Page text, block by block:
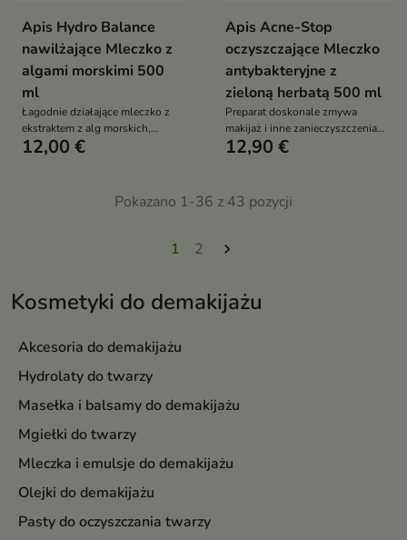
Kosmetyki do demakijażu
Akcesoria do demakijażu
Hydrolaty do twarzy
Masełka i balsamy do demakijażu
Mgiełki do twarzy
Mleczka i emulsje do demakijażu
Olejki do demakijażu
Pasty do oczyszczania twarzy
Apis Hydro Balance
nawilżające Mleczko z
algami morskimi 500
ml
Łagodnie działające mleczko z
ekstraktem z alg morskich,
aloesu i awokado. Skutecznie
12,00 €
Apis Acne-Stop
oczyszczające Mleczko
antybakteryjne z
zieloną herbatą 500 ml
Preparat doskonale zmywa
makijaż i inne zanieczyszczenia,
oczyszcza i pielęgnuje, ma silne
12,90 €
Pokazano 1-36 z 43 pozycji
1 2 